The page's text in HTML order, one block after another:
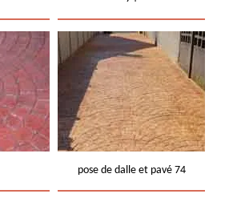
pose de dalle et pavé 74